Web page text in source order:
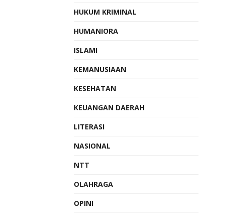
HUKUM KRIMINAL
HUMANIORA
ISLAMI
KEMANUSIAAN
KESEHATAN
KEUANGAN DAERAH
LITERASI
NASIONAL
NTT
OLAHRAGA
OPINI